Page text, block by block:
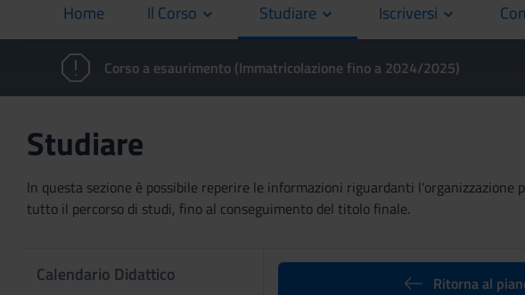
Home
current Il Corso Studiare Iscriversi
Corso a esaurimento (Immatricolazione fino a 2024/2025)
Studiare
In questa sezione è possibile reperire le informazioni riguardanti
tutto il percorso di studi, fino al conseguimento del titolo finale.
Calendario Didattico Ritorna al